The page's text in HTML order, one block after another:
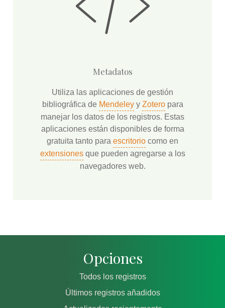
Metadatos
Utiliza las aplicaciones de gestión
bibliográfica de Mendeleyy Zoteropara
manejar los datos de los registros. Estas
aplicaciones están disponibles de forma
gratuita tanto para escritorio como en
extensionesque pueden agregarse a los
navegadores web.
Opciones
Todos los registros
Últimos registros añadidos